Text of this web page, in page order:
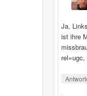
Ja,
ist ihre